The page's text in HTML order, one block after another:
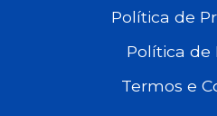
Política de
Política de
Termos e